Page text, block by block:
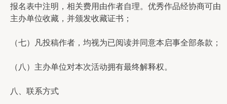
报名表中注明，相关费用由作者自理。优秀作品经协商可由
主办单位收藏，并颁发收藏证书；
（七）凡投稿作者，均视为已阅读并同意本启事全部条款；
（八）主办单位对本次活动拥有最终解释权。
八、联系方式